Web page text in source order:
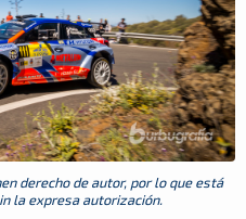
derecho de autor, por lo que está
la expresa autorización.